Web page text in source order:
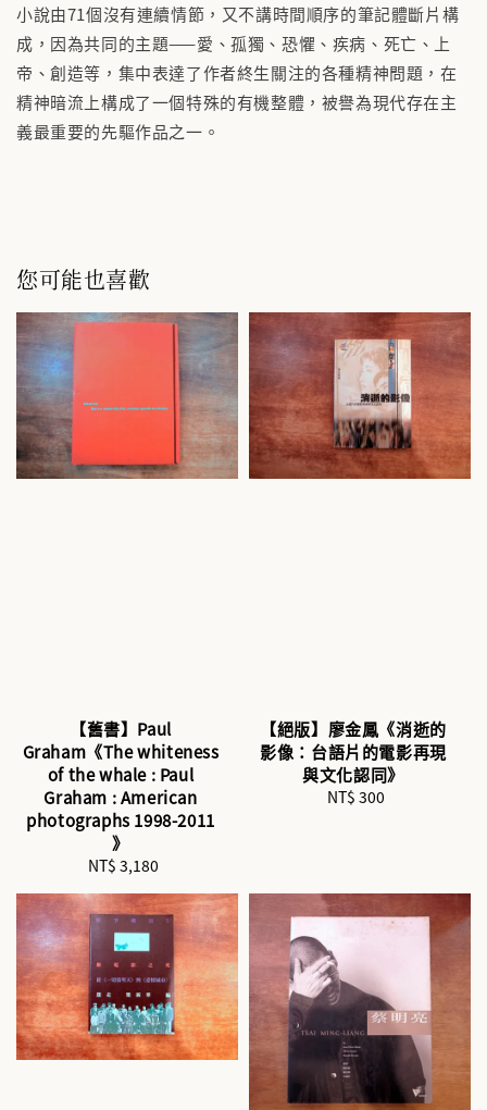
小說由71個沒有連續情節，又不講時間順序的筆記體斷片構
成，因為共同的主題——愛、孤獨、恐懼、疾病、死亡、上
帝、創造等，集中表達了作者終生關注的各種精神問題，在
精神暗流上構成了一個特殊的有機整體，被譽為現代存在主
義最重要的先驅作品之一。
您可能也喜歡
【舊書】Paul
Graham《The whiteness
of the whale : Paul
Graham : American
photographs 1998-2011
》
Regular
NT$ 3,180
【絕版】廖金鳳《消逝的
影像：台語片的電影再現
與文化認同》
Regular
NT$ 300